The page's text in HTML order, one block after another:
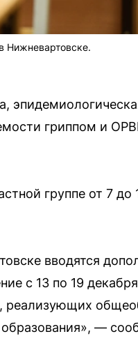
Нижневартовске.
гриппом и
группе от 7 до
вводятся
с 13 по 19
реализующих
образования», —